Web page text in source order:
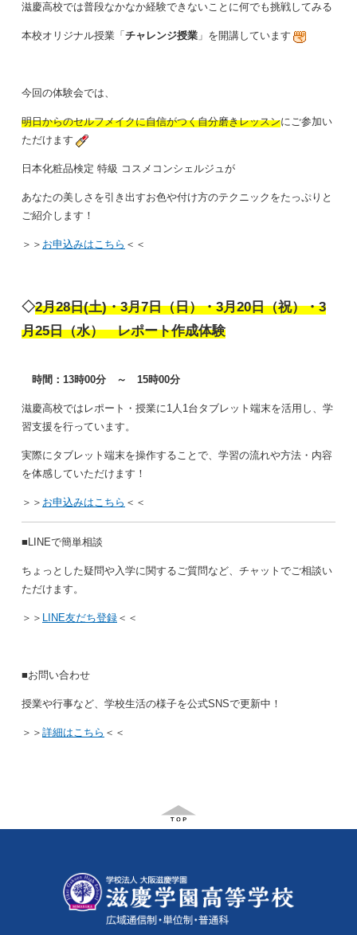
滋慶高校では普段なかなか経験できないことに何でも挑戦してみる
本校オリジナル授業「 チャレンジ授業 」を開講しています
今回の体験会では、
明日からのセルフメイクに自信がつく自分磨きレッスンにご参加い
ただけます
日本化粧品検定 特級 コスメコンシェルジュが
あなたの美しさを引き出すお色や付け方のテクニックをたっぷりと
ご紹介します！
＞＞ お申込みはこちら ＜＜
◇2月28日(土)・3月7日（日）・3月20日（祝）・3
月25日（水） レポート作成体験
時間：13時00分 ～ 15時00分
滋慶高校ではレポート・授業に1人1台タブレット端末を活用し、学
習支援を行っています。
実際にタブレット端末を操作することで、学習の流れや方法・内容
を体感していただけます！
＞＞ お申込みはこちら ＜＜
■LINEで簡単相談
ちょっとした疑問や入学に関するご質問など、チャットでご相談い
ただけます。
＞＞ LINE友だち登録 ＜＜
■お問い合わせ
授業や行事など、学校生活の様子を公式SNSで更新中！
＞＞ 詳細はこちら ＜＜